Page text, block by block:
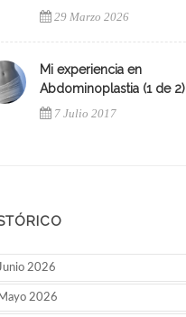
29 Marzo 2026
Mi experiencia en
Abdominoplastia (1 de 2)
7 Julio 2017
2026
Mayo 2026